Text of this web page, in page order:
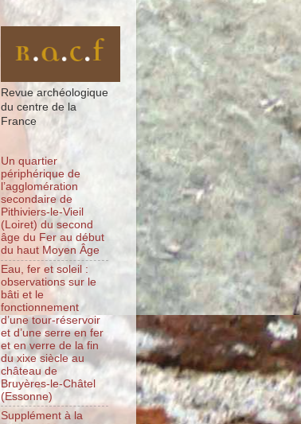
Revue archéologique
du centre de la
France
Un quartier
périphérique de
l’agglomération
secondaire de
Pithiviers-le-Vieil
(Loiret) du second
âge du Fer au début
du haut Moyen Âge
Eau, fer et soleil :
observations sur le
bâti et le
fonctionnement
d’une tour-réservoir
et d’une serre en fer
et en verre de la fin
du xixe siècle au
château de
Bruyères-le-Châtel
(Essonne)
Supplément à la